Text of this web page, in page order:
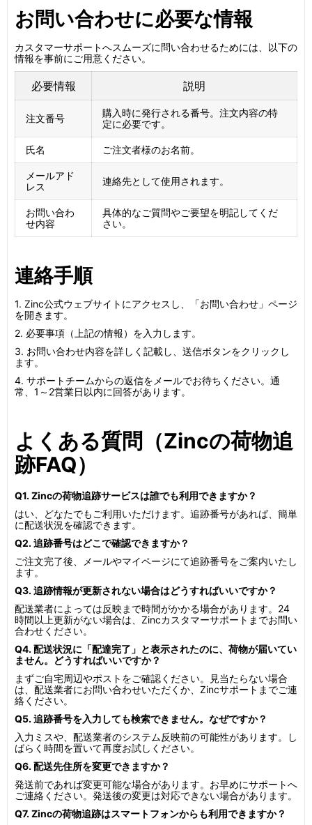
お問い合わせに必要な情報
カスタマーサポートへスムーズに問い合わせるためには、以下の
情報を事前にご用意ください。
必要情報 説明
注文番号
購入時に発行される番号。注文内容の特
定に必要です。
氏名 ご注文者様のお名前。
メールアド
レス
連絡先として使用されます。
お問い合わ
せ内容
具体的なご質問やご要望を明記してくだ
さい。
連絡手順
1. Zinc公式ウェブサイトにアクセスし、「お問い合わせ」ページ
を開きます。
2. 必要事項（上記の情報）を入力します。
3. お問い合わせ内容を詳しく記載し、送信ボタンをクリックし
ます。
4. サポートチームからの返信をメールでお待ちください。通
常、1～2営業日以内に回答があります。
よくある質問（Zincの荷物追
跡FAQ）
Q1. Zincの荷物追跡サービスは誰でも利用できますか？
はい、どなたでもご利用いただけます。追跡番号があれば、簡単
に配送状況を確認できます。
Q2. 追跡番号はどこで確認できますか？
ご注文完了後、メールやマイページにて追跡番号をご案内いたし
ます。
Q3. 追跡情報が更新されない場合はどうすればいいですか？
配送業者によっては反映まで時間がかかる場合があります。24
時間以上更新がない場合は、Zincカスタマーサポートまでお問い
合わせください。
Q4. 配送状況に「配達完了」と表示されたのに、荷物が届いてい
ません。どうすればいいですか？
まずご自宅周辺やポストをご確認ください。見当たらない場合
は、配送業者にお問い合わせいただくか、Zincサポートまでご連
絡ください。
Q5. 追跡番号を入力しても検索できません。なぜですか？
入力ミスや、配送業者のシステム反映前の可能性があります。し
ばらく時間を置いて再度お試しください。
Q6. 配送先住所を変更できますか？
発送前であれば変更可能な場合があります。お早めにサポートへ
ご連絡ください。発送後の変更は対応できない場合があります。
Q7. Zincの荷物追跡はスマートフォンからも利用できますか？